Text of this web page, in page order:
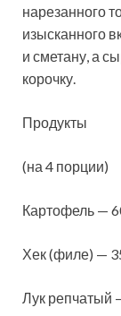
нарезанного
изысканного
и сметану, а
корочку.
Продукты
(на 4 порции)
Картофель —
Хек (филе) —
Лук репчатый